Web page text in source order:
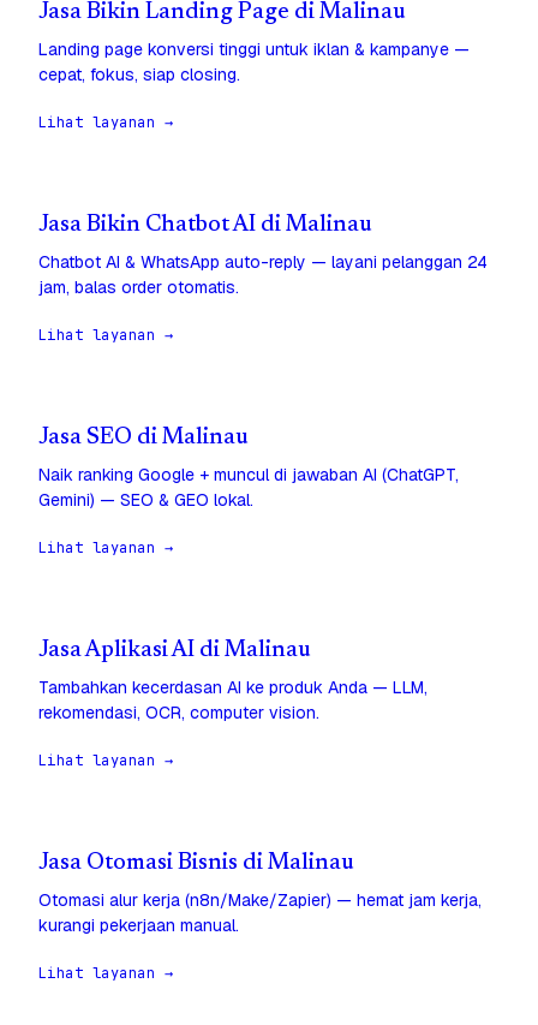
Jasa Bikin Landing Page di Malinau
Landing page konversi tinggi untuk iklan & kampanye —
cepat, fokus, siap closing.
Lihat layanan →
Jasa Bikin Chatbot AI di Malinau
Chatbot AI & WhatsApp auto-reply — layani pelanggan 24
jam, balas order otomatis.
Lihat layanan →
Jasa SEO di Malinau
Naik ranking Google + muncul di jawaban AI (ChatGPT,
Gemini) — SEO & GEO lokal.
Lihat layanan →
Jasa Aplikasi AI di Malinau
Tambahkan kecerdasan AI ke produk Anda — LLM,
rekomendasi, OCR, computer vision.
Lihat layanan →
Jasa Otomasi Bisnis di Malinau
Otomasi alur kerja (n8n/Make/Zapier) — hemat jam kerja,
kurangi pekerjaan manual.
Lihat layanan →